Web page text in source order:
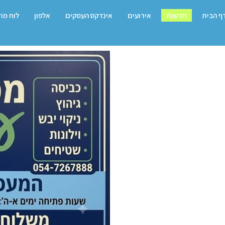
הבית חדשות אירועים אינדקס העסקים אלפון לוח